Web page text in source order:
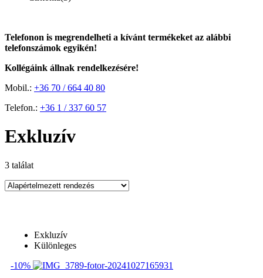
Telefonon is megrendelheti a kívánt termékeket az alábbi
telefonszámok egyikén!
Kollégáink állnak rendelkezésére!
Mobil.: +36 70 / 664 40 80
Telefon.: +36 1 / 337 60 57
Exkluzív
3 találat
Árszűrő
Üzlet
Exkluzív
Különleges
-10%